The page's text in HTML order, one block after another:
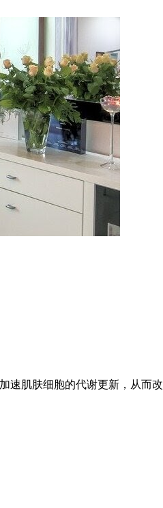
速肌肤细胞的代谢更新，从而改